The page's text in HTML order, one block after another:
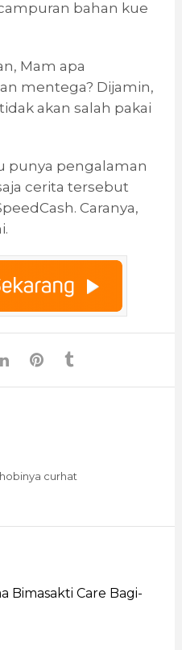
bahan kue
Mam apa
mentega? Dijamin,
akan salah pakai
punya pengalaman
cerita tersebut
Caranya,
curhat
Bimasakti Care Bagi-